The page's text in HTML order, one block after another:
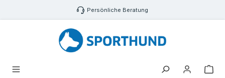
Zum Hauptinhalt springen Persönliche Beratung